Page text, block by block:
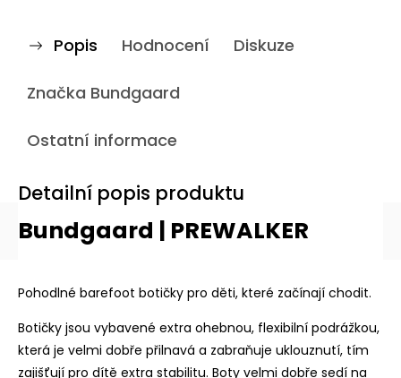
Popis Hodnocení Diskuze
Značka Bundgaard
Ostatní informace
Detailní popis produktu
Bundgaard | PREWALKER
Pohodlné barefoot botičky pro děti, které začínají chodit.
Botičky jsou vybavené extra ohebnou, flexibilní podrážkou,
která je velmi dobře přilnavá a zabraňuje uklouznutí, tím
zajišťují pro dítě extra stabilitu. Boty velmi dobře sedí na